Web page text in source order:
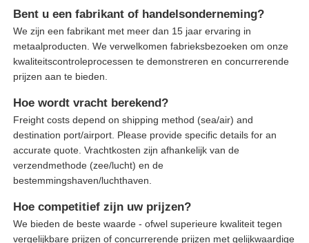
Bent u een fabrikant of handelsonderneming?
We zijn een fabrikant met meer dan 15 jaar ervaring in
metaalproducten. We verwelkomen fabrieksbezoeken om onze
kwaliteitscontroleprocessen te demonstreren en concurrerende
prijzen aan te bieden.
Hoe wordt vracht berekend?
Freight costs depend on shipping method (sea/air) and
destination port/airport. Please provide specific details for an
accurate quote. Vrachtkosten zijn afhankelijk van de
verzendmethode (zee/lucht) en de
bestemmingshaven/luchthaven.
Hoe competitief zijn uw prijzen?
We bieden de beste waarde - ofwel superieure kwaliteit tegen
vergelijkbare prijzen of concurrerende prijzen met gelijkwaardige